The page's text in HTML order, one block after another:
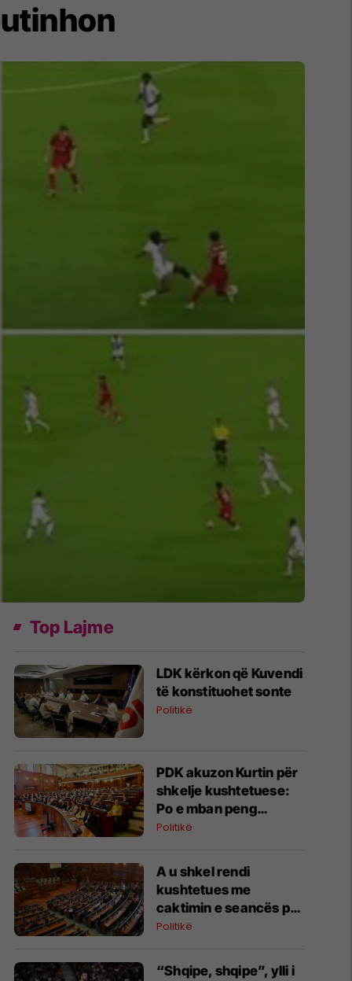
Top Lajme
LDK kërkon që Kuvendi
të konstituohet sonte
Politikë
PDK akuzon Kurtin për
shkelje kushtetuese:
Po e mban peng
konstituimin e Kuvendit
Politikë
A u shkel rendi
kushtetues me
caktimin e seancës për
të shtunën?
Politikë
“Shqipe, shqipe”, ylli i